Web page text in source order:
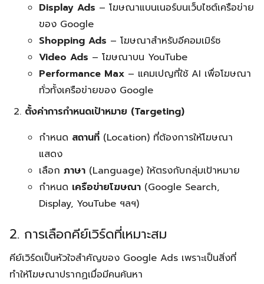
Display Ads – โฆษณาแบนเนอร์บนเว็บไซต์เครือข่าย
ของ Google
Shopping Ads – โฆษณาสำหรับอีคอมเมิร์ซ
Video Ads – โฆษณาบน YouTube
Performance Max– แคมเปญที่ใช้ AI เพื่อโฆษณา
ทั่วทั้งเครือข่ายของ Google
ตั้งค่าการกำหนดเป้าหมาย (Targeting)
กำหนด สถานที่(Location) ที่ต้องการให้โฆษณา
แสดง
เลือก ภาษา(Language) ให้ตรงกับกลุ่มเป้าหมาย
กำหนด เครือข่ายโฆษณา(Google Search,
Display, YouTube ฯลฯ)
2. การเลือกคีย์เวิร์ดที่เหมาะสม
คีย์เวิร์ดเป็นหัวใจสำคัญของ Google Ads เพราะเป็นสิ่งที่
ทำให้โฆษณาปรากฏเมื่อมีคนค้นหา